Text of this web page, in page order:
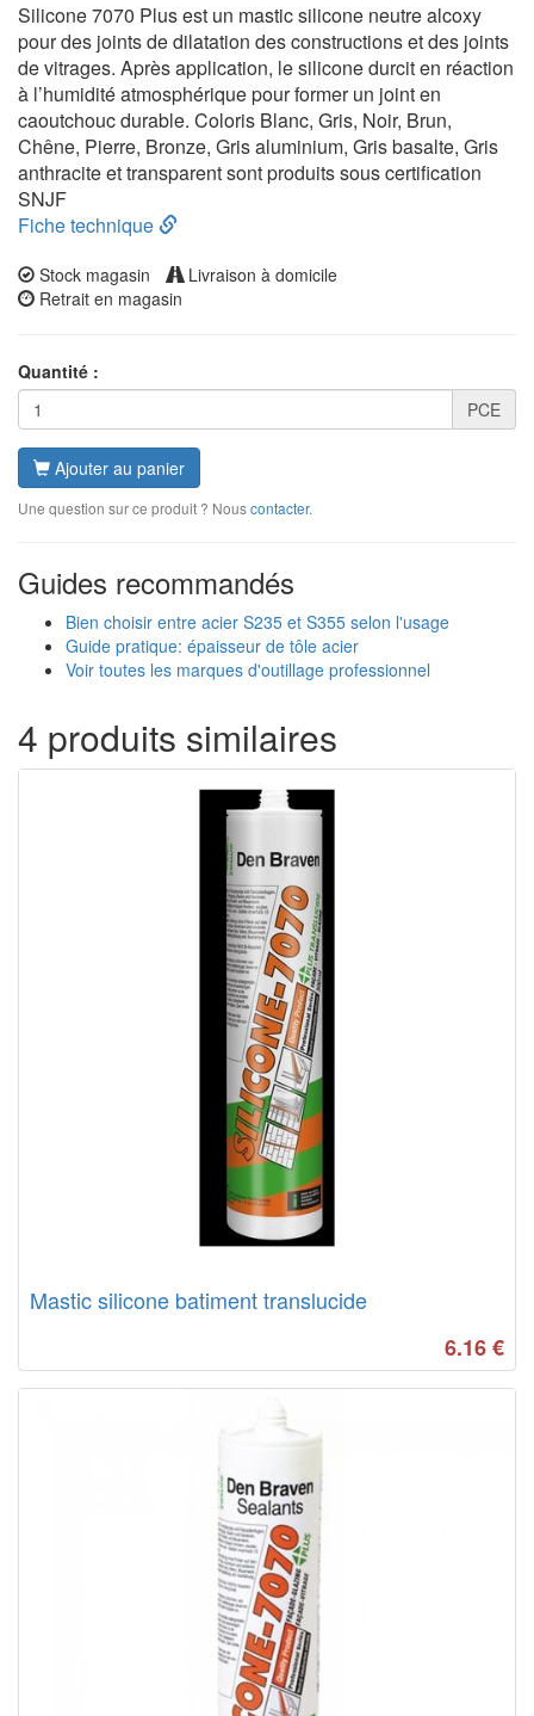
Silicone 7070 Plus est un mastic silicone neutre alcoxy
pour des joints de dilatation des constructions et des joints
de vitrages. Après application, le silicone durcit en réaction
à l’humidité atmosphérique pour former un joint en
caoutchouc durable. Coloris Blanc, Gris, Noir, Brun,
Chêne, Pierre, Bronze, Gris aluminium, Gris basalte, Gris
anthracite et transparent sont produits sous certification
SNJF
Fiche technique
Stock magasin
Livraison à domicile
Retrait en magasin
Quantité :
PCE
Ajouter au panier
Une question sur ce produit ? Nouscontacter.
Guides recommandés
Bien choisir entre acier S235 et S355 selon l'usage
Guide pratique: épaisseur de tôle acier
Voir toutes les marques d'outillage professionnel
4 produits similaires
Mastic silicone batiment translucide
6.16€